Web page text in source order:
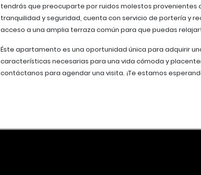
tendrás que preocuparte por ruidos molestos provenientes
tranquilidad y seguridad, cuenta con servicio de portería y
acceso a una amplia terraza común para que puedas
Éste apartamento es una oportunidad única para adquirir
características necesarias para una vida cómoda y
contáctanos para agendar una visita. ¡Te estamos